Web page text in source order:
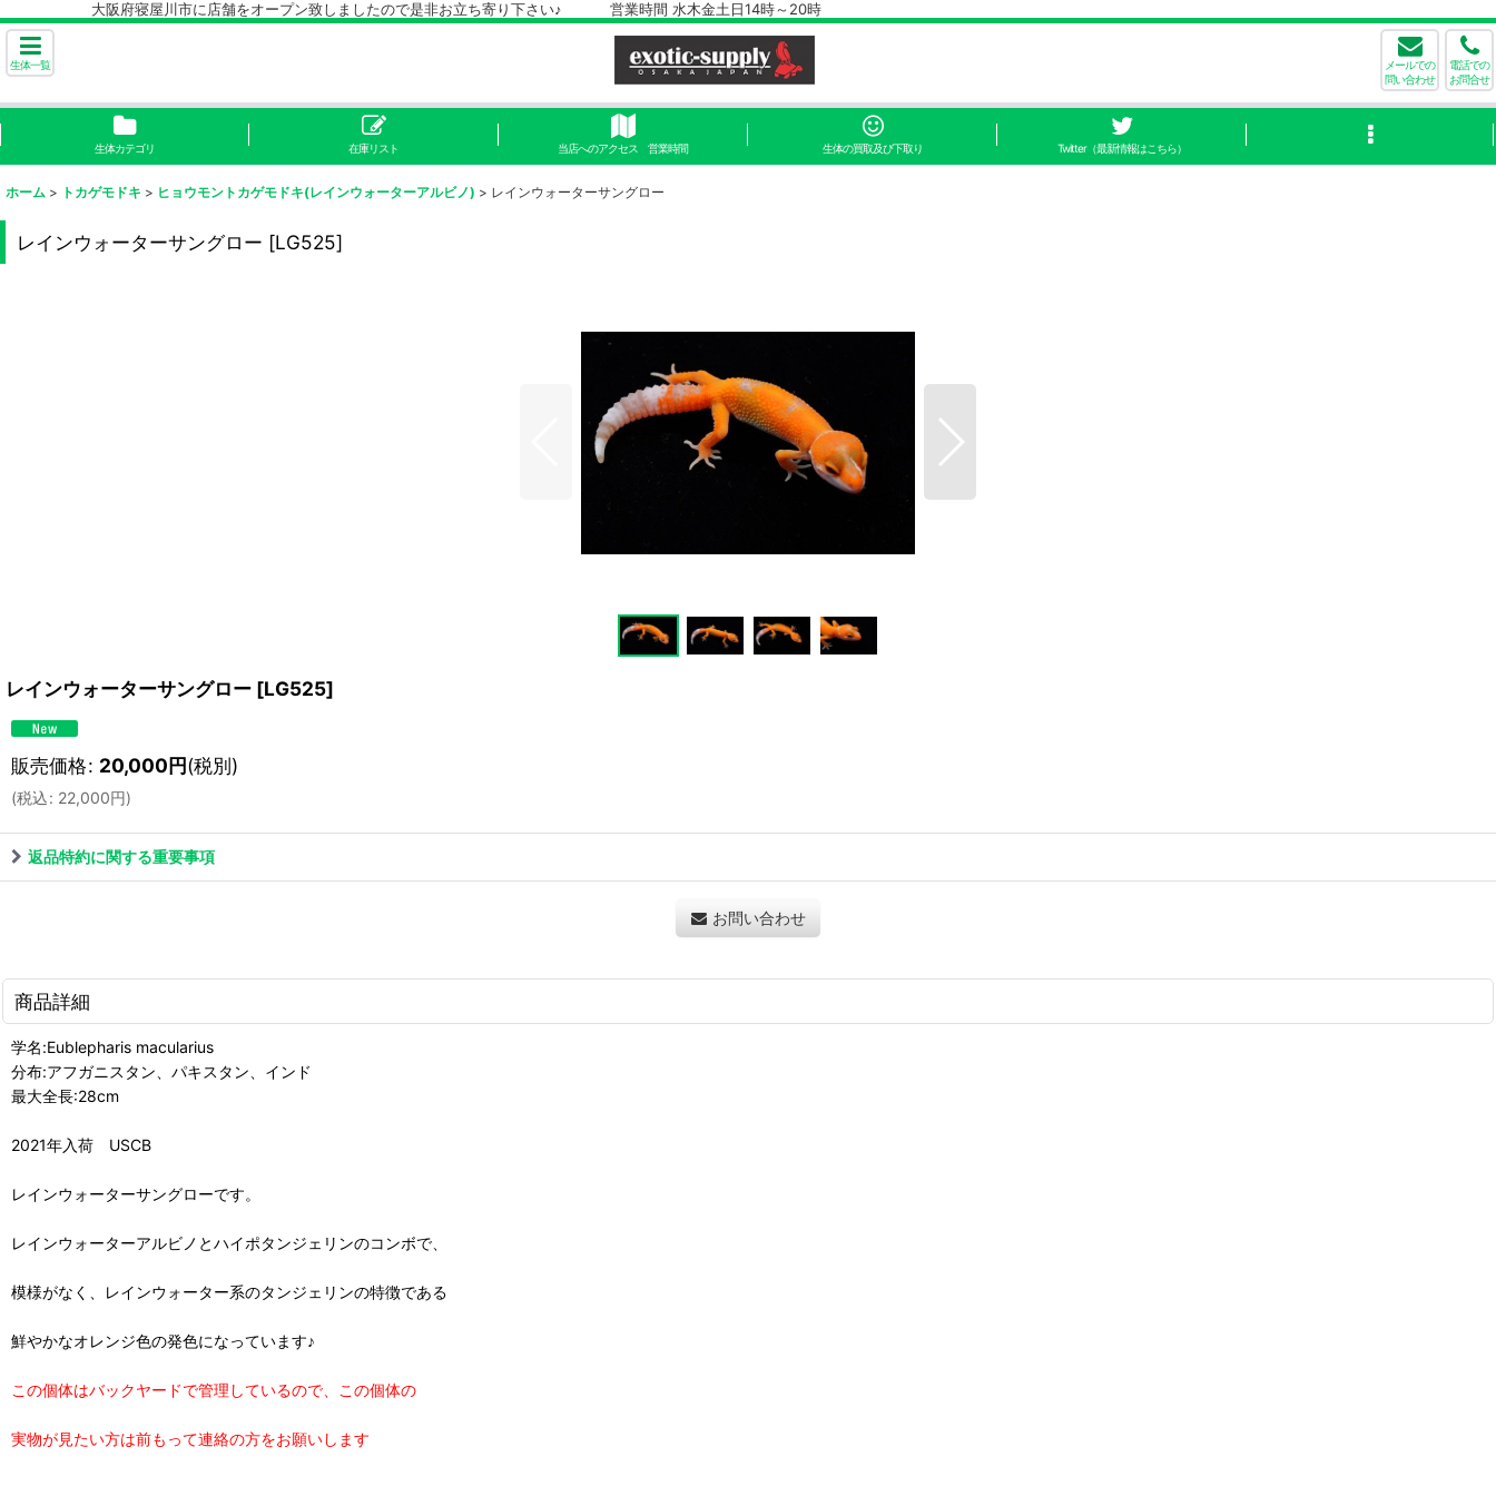
大阪府寝屋川市に店舗をオープン致しましたので是非お立ち寄り下さい♪ 営業時間 水木金土日14時～20時
生体一覧
メールでの
問い合わせ
電話での
お問合せ
生体カテゴリ 在庫リスト 当店へのアクセス 営業時間 生体の買取及び下取り Twitter（最新情報はこちら）
ホーム > トカゲモドキ > ヒョウモントカゲモドキ(レインウォーターアルビノ) > レインウォーターサングロー
レインウォーターサングロー [LG525]
レインウォーターサングロー [LG525]
販売価格: 20,000円(税別)
(税込: 22,000円)
返品特約に関する重要事項
お問い合わせ
商品詳細
学名:Eublepharis macularius
分布:アフガニスタン、パキスタン、インド
最大全長:28cm
2021年入荷 USCB
レインウォーターサングローです。
レインウォーターアルビノとハイポタンジェリンのコンボで、
模様がなく、レインウォーター系のタンジェリンの特徴である
鮮やかなオレンジ色の発色になっています♪
この個体はバックヤードで管理しているので、この個体の
実物が見たい方は前もって連絡の方をお願いします